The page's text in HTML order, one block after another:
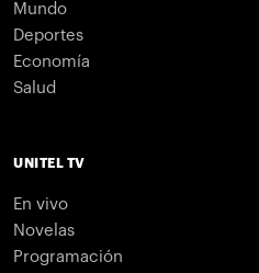
Mundo
Deportes
Economía
Salud
UNITEL TV
En vivo
Novelas
Programación